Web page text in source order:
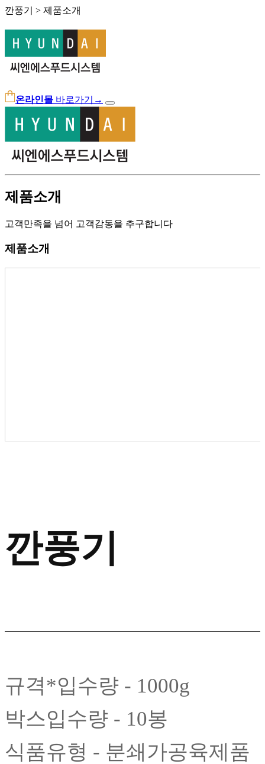
깐풍기 > 제품소개
온라인몰 바로가기 →
제품소개
고객만족을 넘어 고객감동을 추구합니다
제품소개
깐풍기
규격*입수량 - 1000g
박스입수량 - 10봉
식품유형 - 분쇄가공육제품